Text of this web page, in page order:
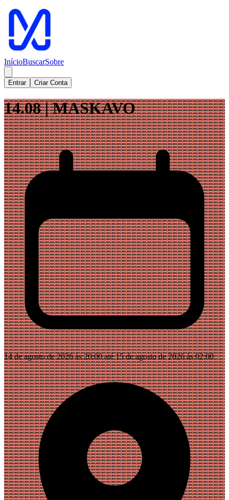
InícioBuscarSobre
Entrar Criar Conta
14.08 | MASKAVO
14 de agosto de 2026 às 20:00 até 15 de agosto de 2026 às 02:00